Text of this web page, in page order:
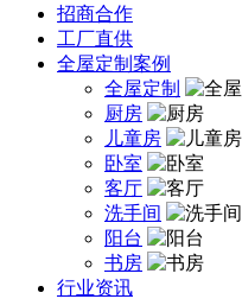
招商合作
工厂直供
全屋定制案例
全屋定制
厨房
儿童房
卧室
客厅
洗手间
阳台
书房
行业资讯